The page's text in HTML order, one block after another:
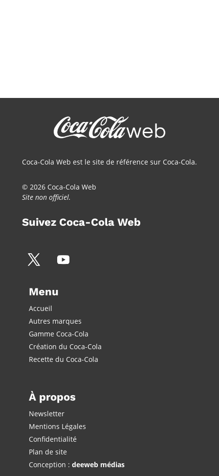
Coca-Cola Web est le site de référence sur Coca-Cola.
© 2026 Coca-Cola Web
Site non officiel.
Suivez Coca-Cola Web
Menu
Accueil
Autres marques
Gamme Coca-Cola
Création du Coca-Cola
Recette du Coca-Cola
À propos
Newsletter
Mentions Légales
Confidentialité
Plan de site
Conception : deeweb médias